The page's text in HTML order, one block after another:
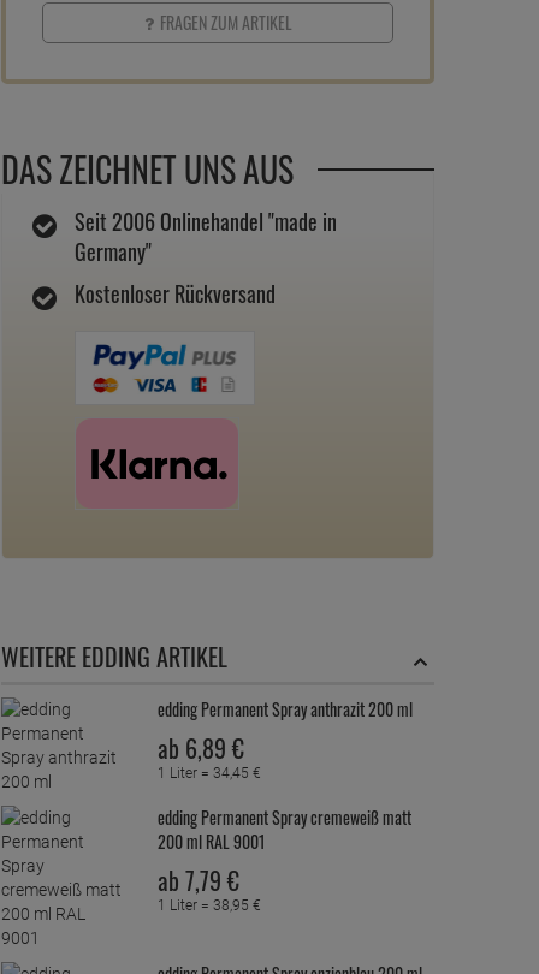
FRAGEN ZUM ARTIKEL
DAS ZEICHNET UNS AUS
Seit 2006 Onlinehandel "made in
Germany"
Kostenloser Rückversand
WEITERE EDDING ARTIKEL
edding Permanent Spray anthrazit 200 ml
ab 6,89 €
1 Liter = 34,45 €
edding Permanent Spray cremeweiß matt
200 ml RAL 9001
ab 7,79 €
1 Liter = 38, 95 €